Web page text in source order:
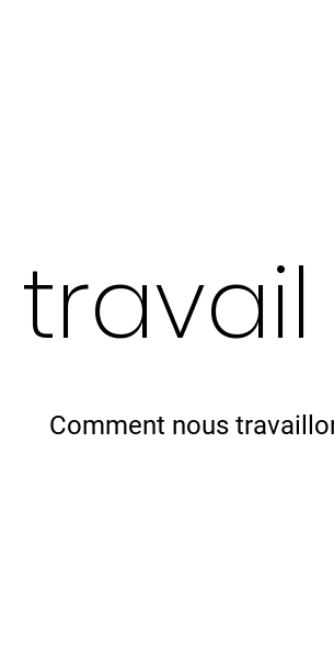
travail
Comment nous